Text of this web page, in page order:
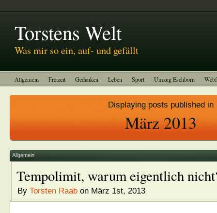
Torstens Welt
Was mir so ein, auf- und gefällt
Allgemein Freizeit Gedanken Leben Sport Umzug Eschborn
Displaying posts published in
März 2013
Allgemein
Tempolimit, warum eigentlich
By Torsten Raab on März 1st, 2013